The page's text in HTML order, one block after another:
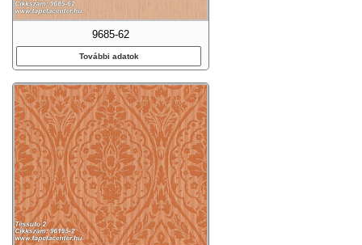
9685-62
További adatok